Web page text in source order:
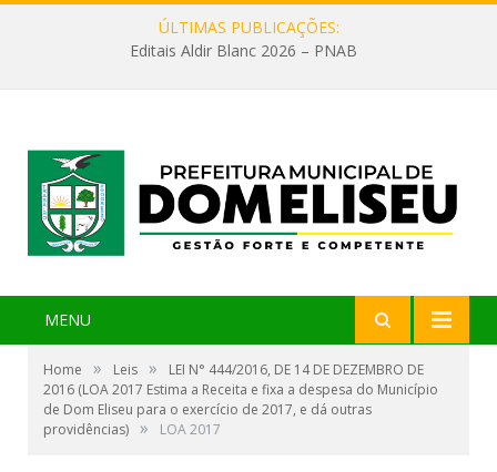
ÚLTIMAS PUBLICAÇÕES:
Editais Aldir Blanc 2026 – PNAB
MENU
Home » Leis »
LEI N° 444/2016, DE 14 DE DEZEMBRO DE
2016 (LOA 2017 Estima a Receita e fixa a despesa do Município
de Dom Eliseu para o exercício de 2017, e dá outras
providências) » LOA 2017